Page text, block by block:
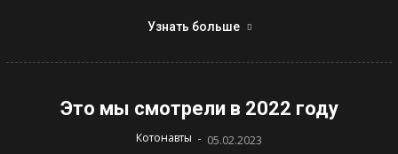
Узнать больше
Это мы смотрели в 2022 году
Котонавты - 05.02.2023